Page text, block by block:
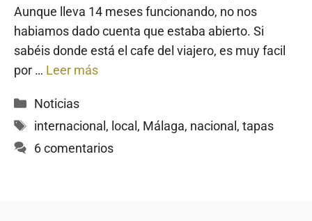
Aunque lleva 14 meses funcionando, no nos
habiamos dado cuenta que estaba abierto. Si
sabéis donde está el cafe del viajero, es muy facil
por … Leer más
Categorías
Noticias
Etiquetas
internacional , local , Málaga, nacional , tapas
6 comentarios